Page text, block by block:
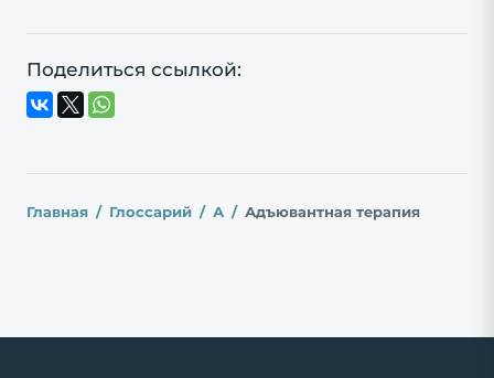
Поделиться ссылкой:
Главная Глоссарий А Адъювантная терапия